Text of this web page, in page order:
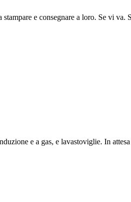
e consegnare a loro. Se vi
e a gas, e lavastoviglie. In